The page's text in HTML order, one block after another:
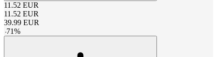
11.52 EUR
11.52 EUR
39.99 EUR
-71%